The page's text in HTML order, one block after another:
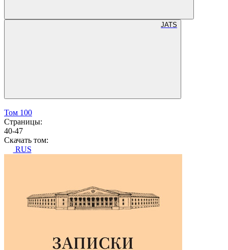
JATS
Том 100
Страницы:
40-47
Скачать том:
RUS